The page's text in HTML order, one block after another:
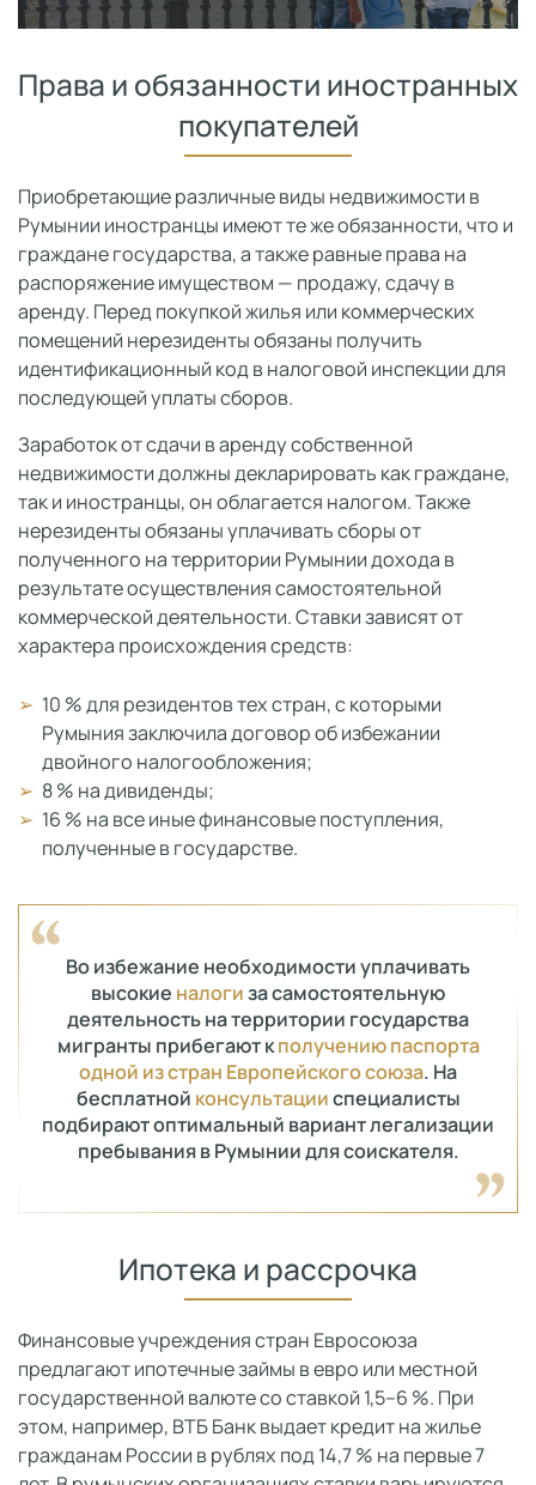
Права и обязанности иностранных
покупателей
Приобретающие различные виды недвижимости в
Румынии иностранцы имеют те же обязанности, что и
граждане государства, а также равные права на
распоряжение имуществом — продажу, сдачу в
аренду. Перед покупкой жилья или коммерческих
помещений нерезиденты обязаны получить
идентификационный код в налоговой инспекции для
последующей уплаты сборов.
Заработок от сдачи в аренду собственной
недвижимости должны декларировать как граждане,
так и иностранцы, он облагается налогом. Также
нерезиденты обязаны уплачивать сборы от
полученного на территории Румынии дохода в
результате осуществления самостоятельной
коммерческой деятельности. Ставки зависят от
характера происхождения средств:
10 % для резидентов тех стран, с которыми
Румыния заключила договор об избежании
двойного налогообложения;
8 % на дивиденды;
16 % на все иные финансовые поступления,
полученные в государстве.
Во избежание необходимости уплачивать
высокие налогиза самостоятельную
деятельность на территории государства
мигранты прибегают кполучению паспорта
одной из стран Европейского союза. На
бесплатной консультацииспециалисты
подбирают оптимальный вариант легализации
пребывания в Румынии для соискателя.
Ипотека и рассрочка
Финансовые учреждения стран Евросоюза
предлагают ипотечные займы в евро или местной
государственной валюте со ставкой 1,5–6 %. При
этом, например, ВТБ Банк выдает кредит на жилье
гражданам России в рублях под 14,7 % на первые 7